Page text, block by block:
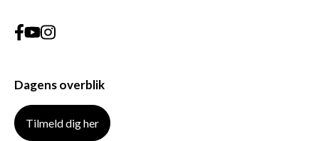
Dagens overblik
Tilmeld dig her